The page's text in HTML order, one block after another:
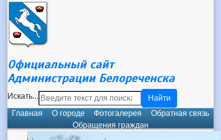
Официальный сайт
Администрации Белореченска
Искать...
Найти
Главная
О городе Фотогалерея
Обратная связь
Обращения граждан